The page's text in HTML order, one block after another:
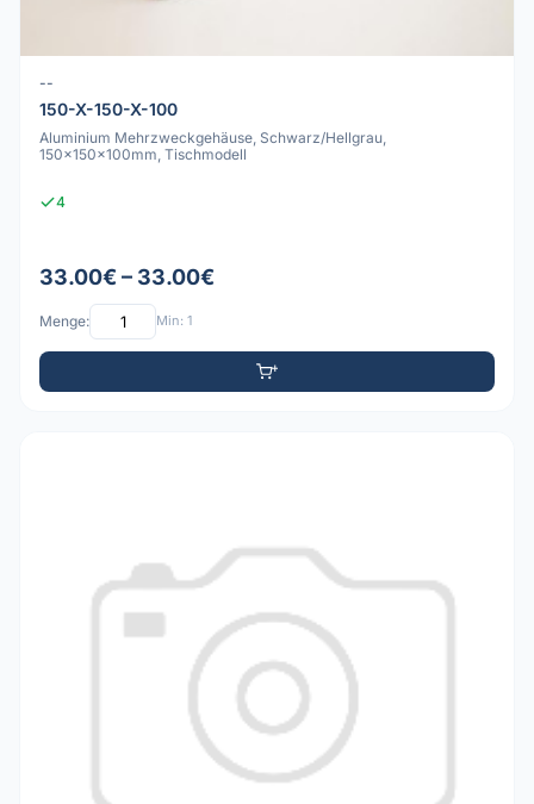
--
150-X-150-X-100
Aluminium Mehrzweckgehäuse, Schwarz/Hellgrau,
150x150x100mm, Tischmodell
4
33.00€ – 33.00€
Menge: Min: 1